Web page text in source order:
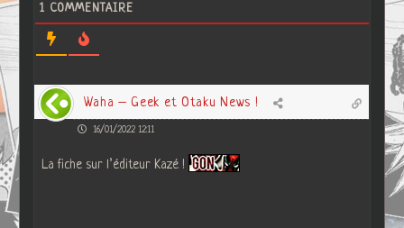
1 COMMENTAIRE
Waha – Geek et Otaku News !
16/01/2022 12:11
La fiche sur l’éditeur Kazé !